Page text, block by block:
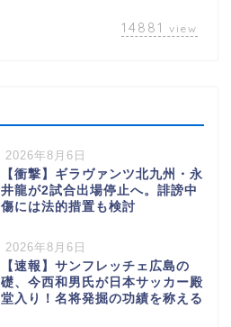
14881 view
2026年8月6日
【衝撃】ギラヴァンツ北九州・永
井龍が2試合出場停止へ。誹謗中
傷には法的措置も検討
2026年8月6日
【速報】サンフレッチェ広島の
礎、今西和男氏が日本サッカー殿
堂入り！名将発掘の功績を称える